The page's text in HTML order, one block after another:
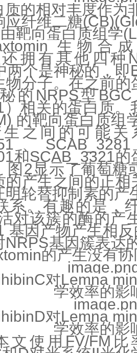
质的相对丰度作为
应纤维二糖
靶向蛋白质组学
生物合
还拥有其他四种
两个是神秘的，
物分子。在之前
的NRPS型
）相关的蛋白质。
的靶向蛋白质组
生之间的可能关
、
和SCAB_3321
图2显示了葡萄糖
的产生之间的正
明轮替抑制素的产
系。有趣的是，
对该簇的酶的产
基因产物产生相
NRPS基因簇表达
的产生没有
对Lemna
学效率的影
对Lemna
学效率的影
文使用FV/FM